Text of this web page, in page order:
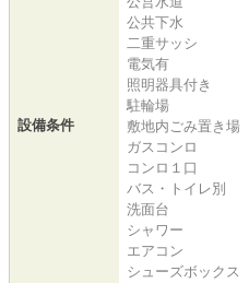
設備条件
公共下水
二重サッシ
電気有
照明器具付き
駐輪場
敷地内ごみ置き場
ガスコンロ
コンロ１口
バス・トイレ別
洗面台
シャワー
エアコン
シューズボックス